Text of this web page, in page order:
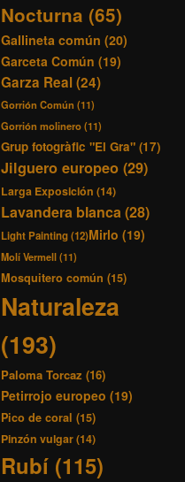
Nocturna (65)
Gallineta común (20)
Garceta Común (19)
Garza Real(24)
Gorrión Común (11)
Gorrión molinero(11)
Grup fotogràfic "El Gra" (17)
Jilguero europeo (29)
Larga Exposición (14)
Lavandera blanca(28)
Light Painting(12)Mirlo (19)
Molí Vermell(11)
Mosquitero común (15)
Naturaleza
(193)
Paloma Torcaz (16)
Petirrojo europeo (19)
Pico de coral (15)
Pinzón vulgar(14)
Rubí (115)